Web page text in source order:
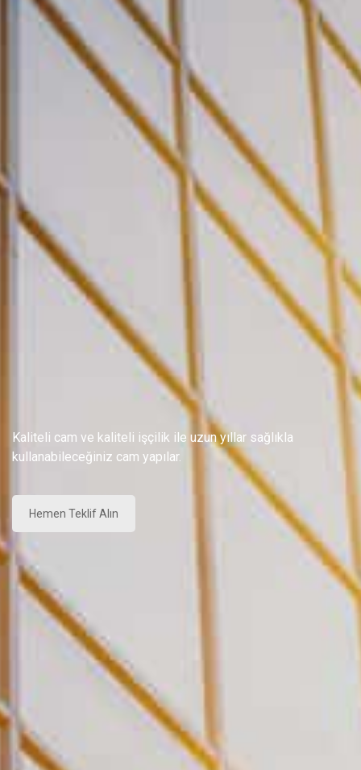
Kaliteli cam ve kaliteli işçilik ile uzun yıllar sağlıkla
kullanabileceğiniz cam yapılar.
Hemen Teklif Alın